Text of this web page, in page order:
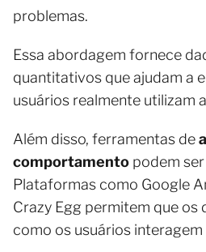
problemas.
Essa abordagem fornece
quantitativos que ajudam a
usuários realmente utilizam
Além disso, ferramentas de
comportamento podem
Plataformas como Google
Crazy Egg permitem que os
como os usuários